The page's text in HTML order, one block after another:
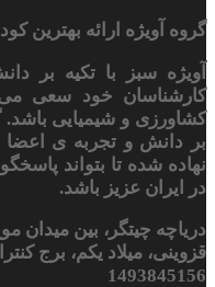
گروه آویژه ارائه بهترین
آویژه سبز با تکیه بر
کارشناسان خود سعی
کشاورزی و شیمیایی باشد.
بر دانش و تجربه ی اعضا
نهاده شده تا بتواند
در ایران عزیز باشد.
دریاچه چیتگر، بین میدان
1493845156